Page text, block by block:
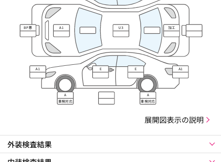
BP悪 A1 U3 加工
A1 E E A1
A
車検対応
A
車検対応
展開図表示の説明
外装検査結果